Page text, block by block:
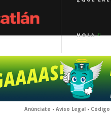
HOLA
Anúnciate - Aviso Legal -